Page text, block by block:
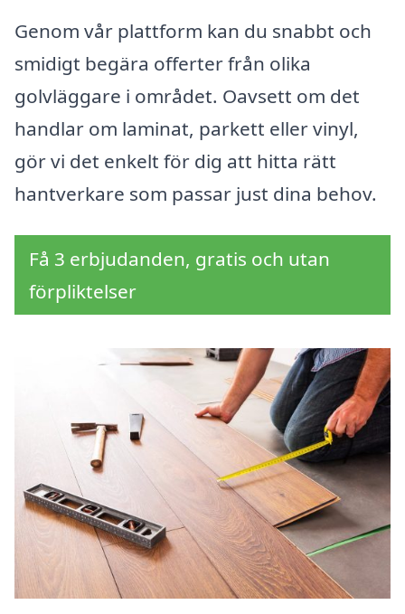
Genom vår plattform kan du snabbt och
smidigt begära offerter från olika
golvläggare i området. Oavsett om det
handlar om laminat, parkett eller vinyl,
gör vi det enkelt för dig att hitta rätt
hantverkare som passar just dina behov.
Få 3 erbjudanden, gratis och utan
förpliktelser